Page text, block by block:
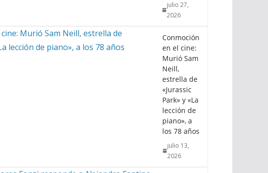
julio 27,
2026
Conmoción
en el cine:
Murió Sam
Neill,
estrella de
«Jurassic
Park» y «La
lección de
piano», a
los 78 años
julio 13,
2026